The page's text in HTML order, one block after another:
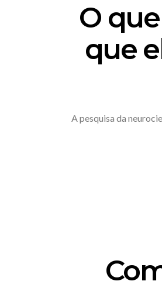
O
que
A pesquisa da